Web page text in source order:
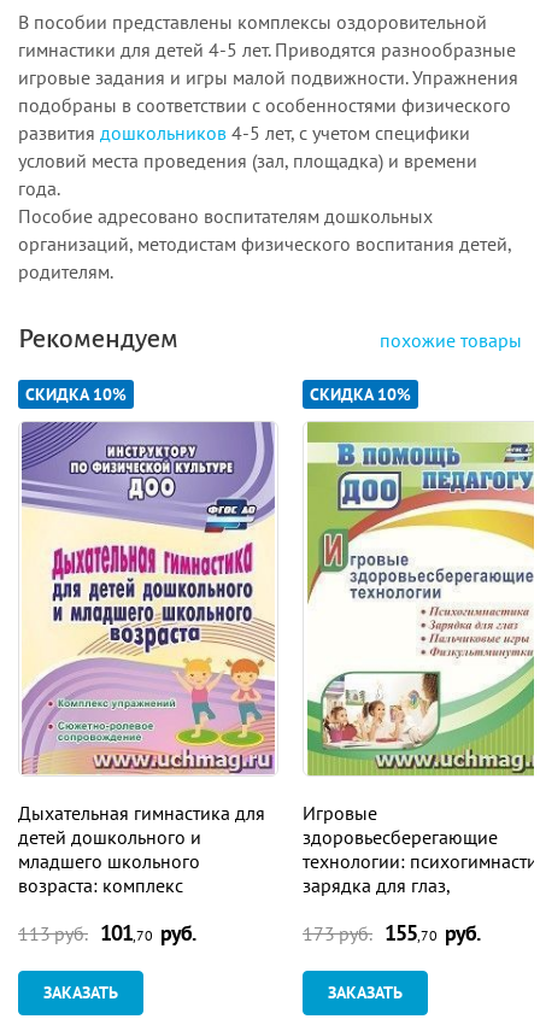
В пособии представлены комплексы оздоровительной
гимнастики для детей 4-5 лет. Приводятся разнообразные
игровые задания и игры малой подвижности. Упражнения
подобраны в соответствии с особенностями физического
развития дошкольников 4-5 лет, с учетом специфики
условий места проведения (зал, площадка) и времени
года.
Пособие адресовано воспитателям дошкольных
организаций, методистам физического воспитания детей,
родителям.
Рекомендуем похожие товары
СКИДКА 10%
Дыхательная гимнастика для
детей дошкольного и
младшего школьного
возраста: комплекс
ролевое сопровождение
113 руб. 101,70 руб.
ЗАКАЗАТЬ
СКИДКА 10%
Игровые
здоровьесберегающие
технологии:
зарядка для глаз,
физкультминутки
173 руб. 155,70 руб.
ЗАКАЗАТЬ